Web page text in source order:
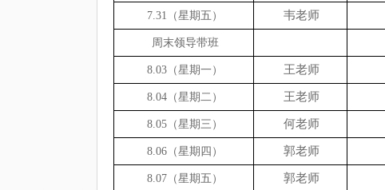
7.31（星期五） 韦老师
周末领导带班
8.03（星期一） 王老师
8.04（星期二） 王老师
8.05（星期三） 何老师
8.06（星期四） 郭老师
8.07（星期五） 郭老师